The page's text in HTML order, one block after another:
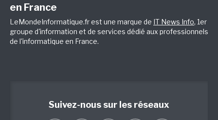
en France
LeMondeInformatique.fr est une marque de IT News Info, 1er
groupe d'information et de services dédié aux professionnels
de l'informatique en France.
Suivez-nous sur les réseaux